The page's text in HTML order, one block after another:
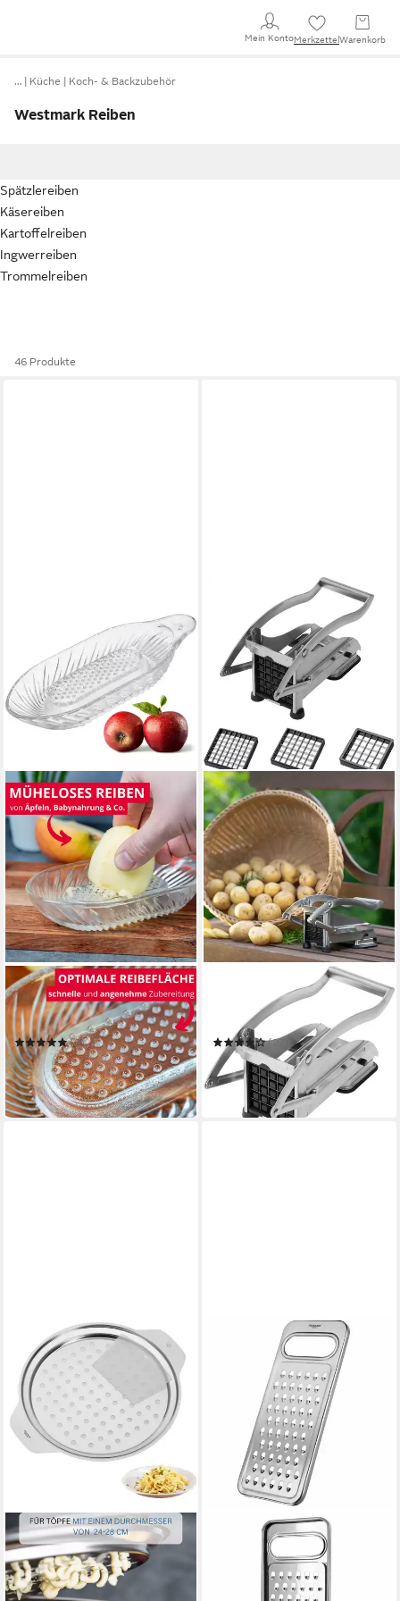
Mein KontoMerkzettel Warenkorb
… Küche Koch- & Backzubehör
Westmark Reiben
Spätzlereiben
Käsereiben
Kartoffelreiben
Ingwerreiben
Trommelreiben
46 Produkte
WESTMARK
Multireibe / Apfelreibe,
Fassungsvermögen: 140 ml,
Glas, Transparent
(3)
10,49 €
in 2-3 Werktagen bei dir
Pommesschneider Pomfri-
Perfekt
(27)
45,99 € UVP54,99 €
-16%
in 2-3 Werktagen bei dir